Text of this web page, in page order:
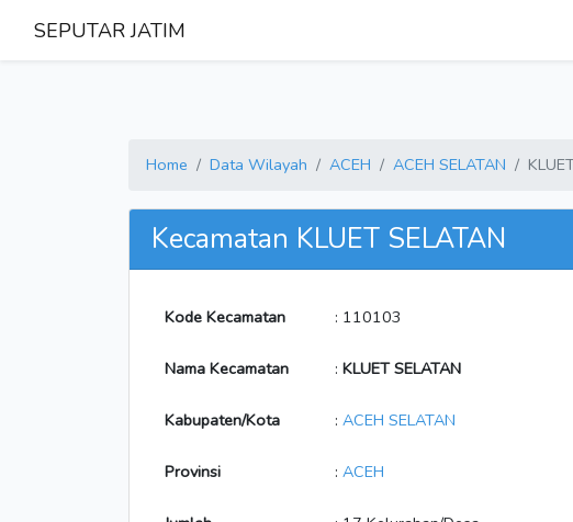
SEPUTAR JATIM
Home Data Wilayah ACEH ACEH SELATAN
Kecamatan KLUET SELATAN
Kode Kecamatan : 110103
Nama Kecamatan : KLUET SELATAN
Kabupaten/Kota : ACEH SELATAN
Provinsi : ACEH